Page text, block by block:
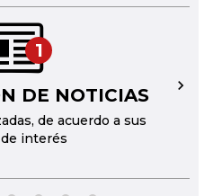
1
DE NOTICIAS
de acuerdo a sus
interés
→